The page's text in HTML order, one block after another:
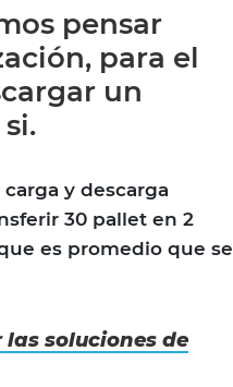
pensar
para el
un
y descarga
30 pallet en 2
es promedio que se
soluciones de